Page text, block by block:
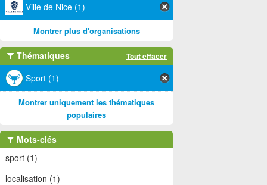
Ville de Nice (1)
Montrer plus d'organisations
Thématiques Tout effacer
Sport (1)
Montrer uniquement les thématiques
populaires
Mots-clés
sport (1)
localisation (1)